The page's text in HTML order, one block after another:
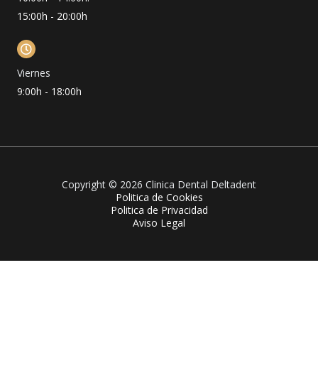
15:00h - 20:00h
Viernes
9:00h - 18:00h
Copyright © 2026 Clinica Dental Deltadent
Politica de Cookies
Politica de Privacidad
Aviso Legal